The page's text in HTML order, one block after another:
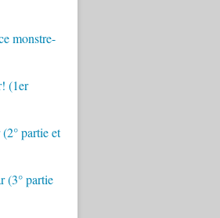
monstre-
(1er
partie et
(3° partie